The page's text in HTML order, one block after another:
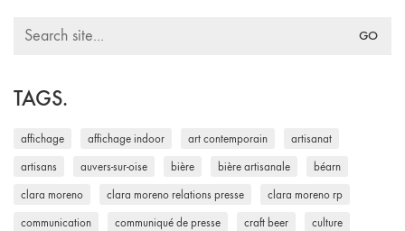
Search
TAGS.
affichage affichage indoor art contemporain artisanat
artisans auvers-sur-oise bière bière artisanale béarn
clara moreno clara moreno relations presse clara moreno rp
communication communiqué de presse craft beer culture